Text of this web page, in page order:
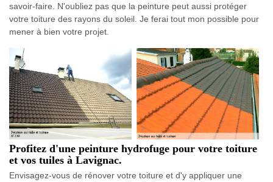
savoir-faire. N'oubliez pas que la peinture peut aussi protéger
votre toiture des rayons du soleil. Je ferai tout mon possible pour
mener à bien votre projet.
Profitez d'une peinture hydrofuge pour votre toiture
et vos tuiles à Lavignac.
Envisagez-vous de rénover votre toiture et d'y appliquer une